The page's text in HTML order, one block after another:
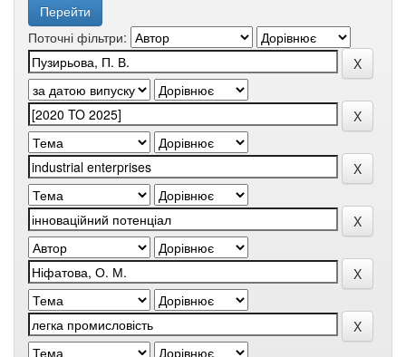
Поточні фільтри: